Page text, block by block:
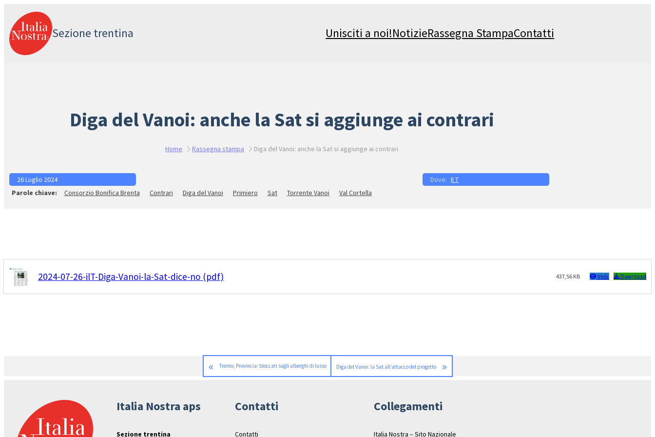
al
contenuto
Sezione trentina Unisciti a noi!NotizieRassegna StampaContatti
Diga del Vanoi: anche la Sat si aggiunge ai contrari
Home Rassegna stampa Diga del Vanoi: anche la Sat si aggiunge ai contrari
26 Luglio 2024
Il T
Consorzio Bonifica Brenta
Contrari Diga del Vanoi Primiero Sat Torrente Vanoi Val Cortella
2024-07-26-ilT-Diga-Vanoi-la-Sat-dice-no (pdf) 437,56 KB Vedi Download
« Trento, Provincia: bloccati sugli alberghi di lusso Diga del Vanoi: la Sat all’attacco del progetto »
Italia Nostra aps
Sezione trentina
Contatti
Contatti
Collegamenti
Italia Nostra – Sito Nazionale